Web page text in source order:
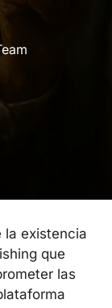
la existencia
que
las